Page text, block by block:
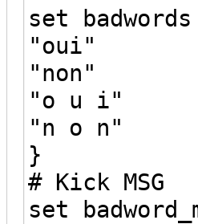
set
"oui"
"non"
"o u i"
"n o n"
}
# Kick MSG
set